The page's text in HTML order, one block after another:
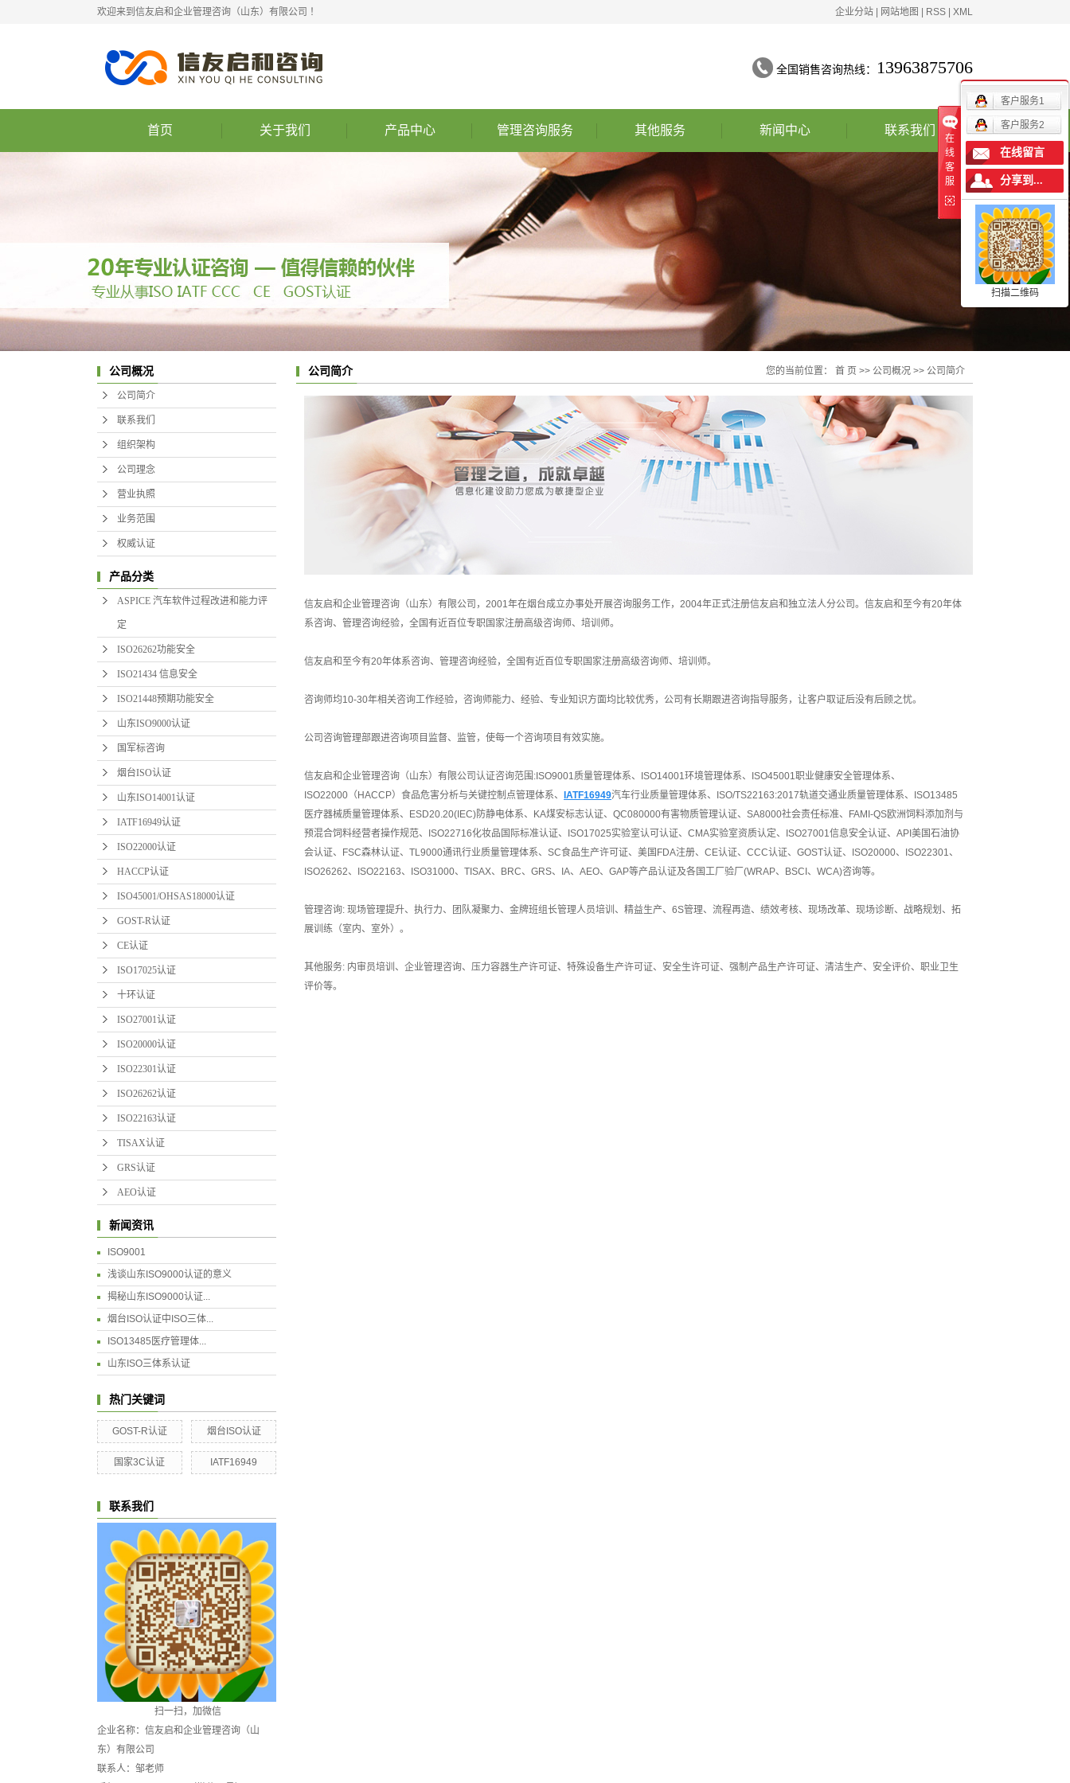
欢迎来到信友启和企业管理咨询（山东）有限公司 ！ 企业分站 网站地图 RSS XML
全国销售咨询热线： 13963875706
首页 关于我们
公司理念
营业执照
业务范围
权威认证
产品中心
ISO21448预期功能安全
国军标咨询
烟台ISO认证
IATF16949认证
ISO22000认证
HACCP认证
ISO45001/OHSAS18000
认证
GOST-R认证
CE认证
十环认证
ISO26262认证
ISO22163认证
TISAX认证
GRS认证
管理咨询服务
管理咨询服务
企业必须了解的关键变化
其他服务
其他服务
新闻中心
公司动态
联系我们
公司概况
公司简介
联系我们
组织架构
公司理念
营业执照
业务范围
权威认证
产品分类
ASPICE 汽车软件过程改进和能力评
定
ISO26262功能安全
ISO21434 信息安全
ISO21448预期功能安全
山东ISO9000认证
国军标咨询
烟台ISO认证
山东ISO14001认证
IATF16949认证
ISO22000认证
HACCP认证
ISO45001/OHSAS18000认证
GOST-R认证
CE认证
ISO17025认证
十环认证
ISO27001认证
ISO20000认证
ISO22301认证
ISO26262认证
ISO22163认证
TISAX认证
GRS认证
AEO认证
新闻资讯
ISO9001
浅谈山东ISO9000认证的意义
揭秘山东ISO9000认证...
烟台ISO认证中ISO三体...
ISO13485医疗管理体...
山东ISO三体系认证
热门关键词
GOST-R认证 烟台ISO认证
国家3C认证 IATF16949
联系我们
扫一扫，加微信
企业名称：信友启和企业管理咨询（山
东）有限公司
联系人：邹老师
公司简介 您的当前位置： 首 页 >> 公司概况 >> 公司简介
信友启和企业管理咨询（山东）有限公司，2001年在烟台成立办事处开展咨询服务工作，2004年正式注册信友启和独立法人分公司。信友启和至今有20年体
系咨询、管理咨询经验，全国有近百位专职国家注册高级咨询师、培训师。
信友启和至今有20年体系咨询、管理咨询经验，全国有近百位专职国家注册高级咨询师、培训师。
咨询师均10-30年相关咨询工作经验，咨询师能力、经验、专业知识方面均比较优秀，公司有长期跟进咨询指导服务，让客户取证后没有后顾之忧。
公司咨询管理部跟进咨询项目监督、监管，使每一个咨询项目有效实施。
信友启和企业管理咨询（山东）有限公司认证咨询范围:ISO9001质量管理体系、ISO14001环境管理体系、ISO45001职业健康安全管理体系、
ISO22000（HACCP）食品危害分析与关键控制点管理体系、
IATF16949汽车行业质量管理体系、ISO/TS22163:2017轨道交通业质量管理体系、ISO13485
医疗器械质量管理体系、ESD20.20(IEC)防静电体系、KA煤安标志认证、QC080000有害物质管理认证、SA8000社会责任标准、FAMI-QS欧洲饲料添加剂与
预混合饲料经营者操作规范、ISO22716化妆品国际标准认证、ISO17025实验室认可认证、CMA实验室资质认定、ISO27001信息安全认证、API美国石油协
会认证、FSC森林认证、TL9000通讯行业质量管理体系、SC食品生产许可证、美国FDA注册、CE认证、CCC认证、GOST认证、ISO20000、ISO22301、
ISO26262、ISO22163、ISO31000、TISAX、BRC、GRS、IA、AEO、GAP等产品认证及各国工厂验厂(WRAP、BSCI、WCA)咨询等。
管理咨询: 现场管理提升、执行力、团队凝聚力、金牌班组长管理人员培训、精益生产、6S管理、流程再造、绩效考核、现场改革、现场诊断、战略规划、拓
展训练（室内、室外）。
其他服务: 内审员培训、企业管理咨询、压力容器生产许可证、特殊设备生产许可证、安全生许可证、强制产品生产许可证、清洁生产、安全评价、职业卫生
评价等。
在
线
客
服
客户服务1
客户服务2
在线留言
分享到...
扫描二维码